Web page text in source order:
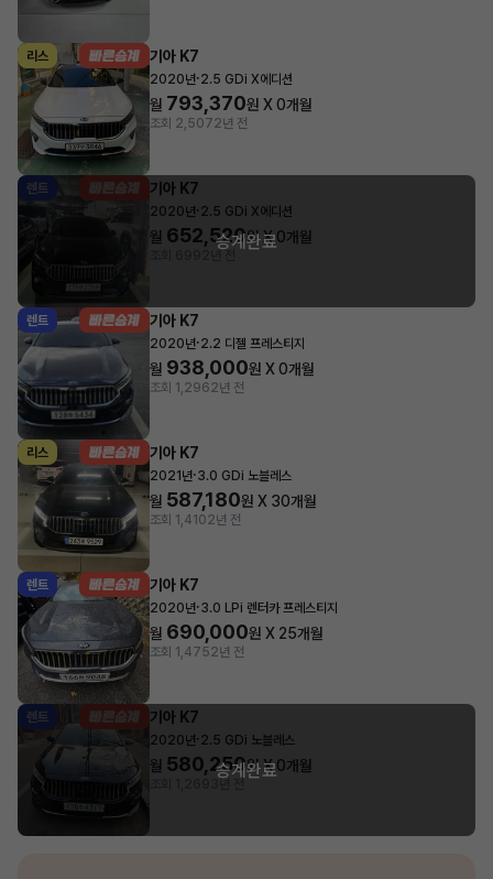
리스 기아 K7
2020년·2.5 GDi X에디션
월 793,370원 X0개월
조회 2,5072년 전
렌트 기아 K7
2020년· 2.5 GDi X에디션
월 652,520원 X0개월
승계완료
렌트 기아 K7
2020년·2.2 디젤 프레스티지
월 938,000원 X0개월
조회 1,2962년 전
리스 기아 K7
2021년·3.0 GDi 노블레스
월 587,180원 X 30개월
조회 1,4102년 전
렌트 기아 K7
2020년·3.0 LPi 렌터카 프레스티지
월 690,000원 X 25개월
조회 1,4752년 전
렌트 기아 K7
2020년· 2.5 GDi 노블레스
월 580,250원 X0개월
승계완료